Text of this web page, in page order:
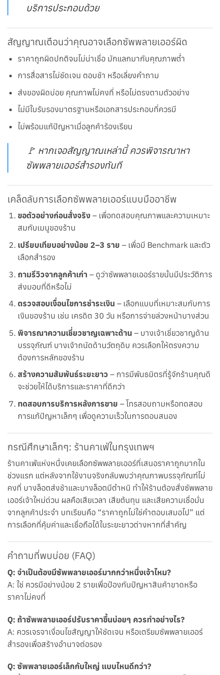
บริการประกอบด้วย
สัญญาณเตือนว่าคุณอาจเลือกซัพพลายเออร์ผิด
ราคาถูกผิดปกติจนไม่น่าเชื่อ มักแลกมากับคุณภาพต่ำ
การสื่อสารไม่ชัดเจน ตอบช้า หรือเลี่ยงคำถาม
ส่งของผิดบ่อย คุณภาพไม่คงที่ หรือไม่ตรงตามตัวอย่าง
ไม่มีใบรับรองมาตรฐานหรือเอกสารประกอบที่ควรมี
ไม่พร้อมแก้ปัญหาเมื่อลูกค้าร้องเรียน
🚩 หากเจอสัญญาณเหล่านี้ ควรพิจารณาหา
ซัพพลายเออร์สำรองทันที
เคล็ดลับการเลือกซัพพลายเออร์แบบมืออาชีพ
ขอตัวอย่างก่อนสั่งจริง– เพื่อทดสอบคุณภาพและความเหมาะ
สมกับเมนูของร้าน
เปรียบเทียบอย่างน้อย 2–3 ราย – เพื่อมี Benchmark และตัว
เลือกสำรอง
ถามรีวิวจากลูกค้าเก่า – ดูว่าซัพพลายเออร์รายนั้นมีประวัติการ
ส่งมอบที่ดีหรือไม่
ตรวจสอบเงื่อนไขการชำระเงิน – เลือกแบบที่เหมาะสมกับการ
เงินของร้าน เช่น เครดิต 30 วัน หรือการจ่ายล่วงหน้าบางส่วน
พิจารณาความเชี่ยวชาญเฉพาะด้าน – บางเจ้าเชี่ยวชาญด้าน
บรรจุภัณฑ์ บางเจ้าถนัดด้านวัตถุดิบ ควรเลือกให้ตรงความ
ต้องการหลักของร้าน
สร้างความสัมพันธ์ระยะยาว – การมีพันธมิตรที่รู้จักร้านคุณดี
จะช่วยให้ได้บริการและราคาที่ดีกว่า
ทดสอบการบริการหลังการขาย – โทรสอบถามหรือทดสอบ
การแก้ปัญหาเล็กๆ เพื่อดูความเร็วในการตอบสนอง
กรณีศึกษาเล็กๆ: ร้านคาเฟ่ในกรุงเทพฯ
ร้านคาเฟ่แห่งหนึ่งเคยเลือกซัพพลายเออร์ที่เสนอราคาถูกมากใน
ช่วงแรก แต่หลังจากใช้งานจริงกลับพบว่าคุณภาพบรรจุภัณฑ์ไม่
คงที่ บางล็อตส่งช้าและบางล็อตมีตำหนิ ทำให้ร้านต้องสั่งซัพพลาย
เออร์เจ้าใหม่ด่วน ผลคือเสียเวลา เสียต้นทุน และเสียความเชื่อมั่น
จากลูกค้าประจำ บทเรียนคือ “ราคาถูกไม่ใช่คำตอบเสมอไป” แต่
การเลือกที่คุ้มค่าและเชื่อถือได้ในระยะยาวต่างหากที่สำคัญ
คำถามที่พบบ่อย (FAQ)
Q: จำเป็นต้องมีซัพพลายเออร์มากกว่าหนึ่งเจ้าไหม?
A: ใช่ ควรมีอย่างน้อย 2 รายเพื่อป้องกันปัญหาสินค้าขาดหรือ
ราคาไม่คงที่
Q: ถ้าซัพพลายเออร์ปรับราคาขึ้นบ่อยๆ ควรทำอย่างไร?
A: ควรเจรจาเงื่อนไขสัญญาให้ชัดเจน หรือเตรียมซัพพลายเออร์
สำรองเพื่อสร้างอำนาจต่อรอง
Q: ซัพพลายเออร์เล็กกับใหญ่ แบบไหนดีกว่า?